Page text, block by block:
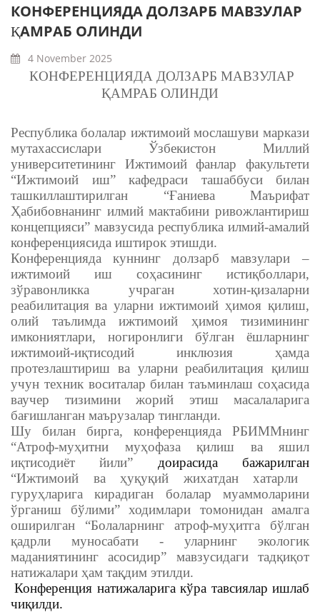
КОНФЕРЕНЦИЯДА ДОЛЗАРБ МАВЗУЛАР
ҚАМРАБ ОЛИНДИ
4 November 2025
КОНФЕРЕНЦИЯДА ДОЛЗАРБ МАВЗУЛАР
ҚАМРАБ ОЛИНДИ
Республика болалар ижтимоий мослашуви маркази
мутахассислари Ўзбекистон Миллий
университетининг Ижтимоий фанлар факультети
“Ижтимоий иш” кафедраси ташаббуси билан
ташкиллаштирилган “Ғаниева Маърифат
Ҳабибовнанинг илмий мактабини ривожлантириш
концепцияси” мавзусида республика илмий-амалий
конференциясида иштирок этишди.
Конференцияда куннинг долзарб мавзулари –
ижтимоий иш соҳасининг истиқболлари,
зўравонликка учраган хотин-қизаларни
реабилитация вауларни ижтимоий ҳимоя қилиш,
олий таълимда ижтимоий ҳимоя тизимининг
имкониятлари, ногиронлиги бўлган ёшларнинг
ижтимоий-иқтисодий инклюзия ҳамда
протезлаштириш ва уларни реабилитация қилиш
учун техник воситалар билан таъминлаш соҳасида
ваучер тизимини жорий этиш масалаларига
бағишланган маърузалар тингланди.
Шу билан бирга, конференцияда РБИММнинг
“Атроф-муҳитни муҳофаза қилиш ва яшил
иқтисодиёт йили”
доирасида бажарилган
“Ижтимоий ва ҳуқуқий жихатдан хатарли
гуруҳларига кирадиган болалар муаммоларини
ўрганиш бўлими” ходимлари томонидан амалга
оширилган “Болаларнинг атроф-муҳитга бўлган
қадрли муносабати - уларнинг экологик
маданиятининг асосидир” мавзусидаги тадқиқот
натижалари ҳам тақдим этилди.
Конференция натижаларига кўра тавсиялар ишлаб
чиқилди.